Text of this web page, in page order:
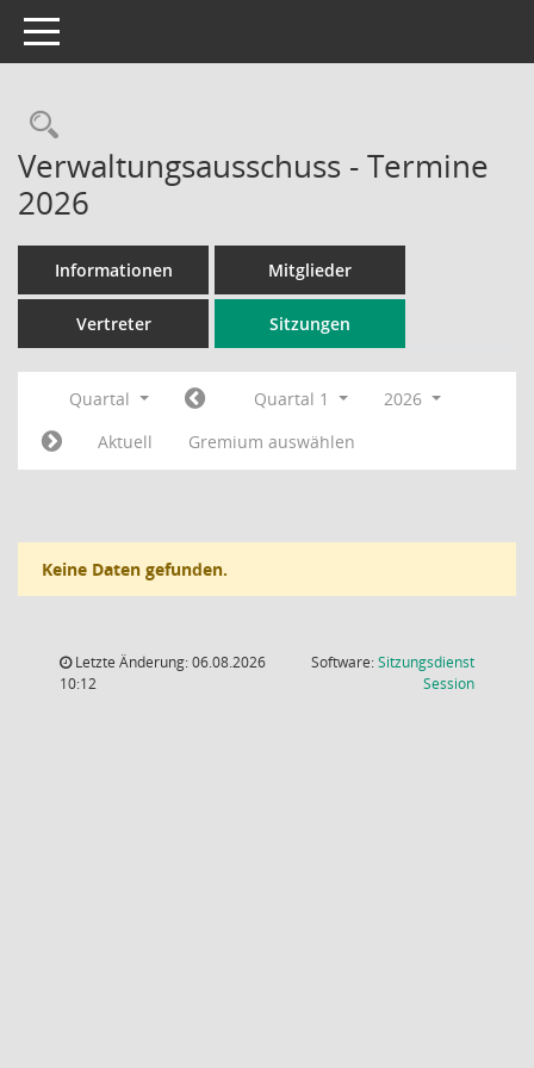
Toggle navigation
Rechercheauswahl
Verwaltungsausschuss - Termine
2026
Informationen Mitglieder
Vertreter Sitzungen
Quartal Quartal 1
2026
Aktuell
Gremium auswählen
Keine Daten gefunden.
Letzte Änderung: 06.08.2026
10:12
Software:Sitzungsdienst
Session(Wird in